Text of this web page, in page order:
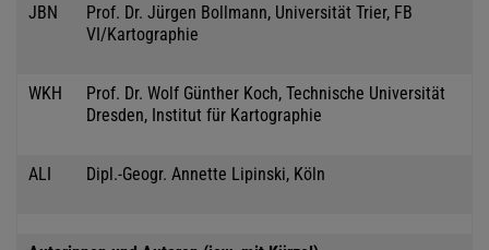
JBN
Prof. Dr. Jürgen Bollmann, Universität Trier, FB
VI/Kartographie
WKH
Prof. Dr. Wolf Günther Koch, Technische Universität
Dresden, Institut für Kartographie
ALI Dipl.-Geogr. Annette Lipinski, Köln